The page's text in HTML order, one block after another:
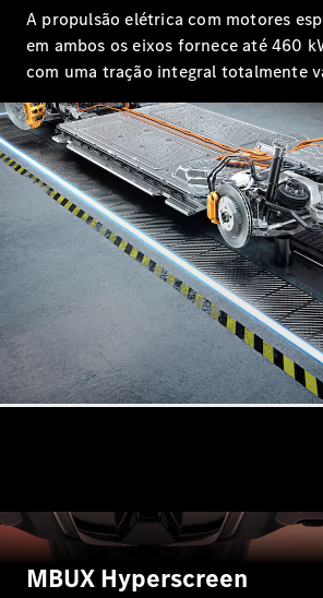
Todas as
Stations
CLA
Shooting
Brake
Elétrico
CLA
Shooting
Brake
Novo
Classe C
Station
Classe C
All-Terrain
Classe
E
Station
Classe E
Showroom
Online
Compacto
A propulsão elétrica com motores
em ambos os eixos fornece até 460
com uma tração integral totalmente
MBUX Hyperscreen